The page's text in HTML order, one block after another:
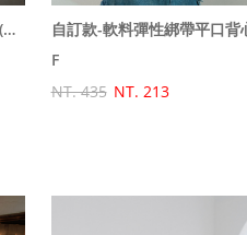
自訂款-個性美背刺繡上衣(可拆)(原價580特價499)
F
NT. 435 NT. 213